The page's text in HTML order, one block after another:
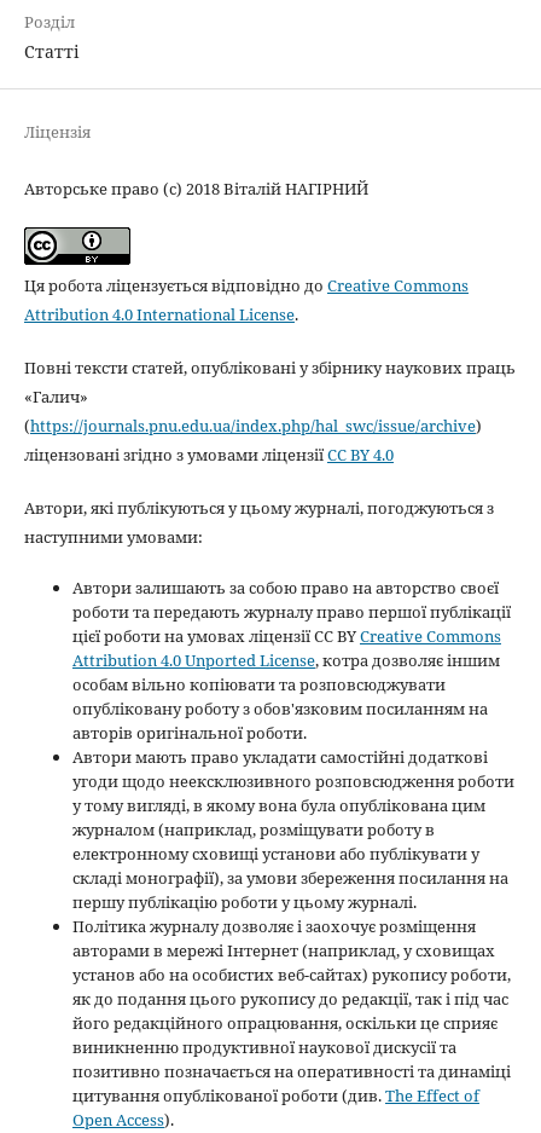
Розділ
Статті
Ліцензія
Авторське право (c) 2018 Віталій НАГІРНИЙ
Ця робота ліцензується відповідно до Creative Commons
Attribution 4.0 International License.
Повні тексти статей, опубліковані у збірнику наукових праць
«Галич»
(https://journals.pnu.edu.ua/index.php/hal_swc/issue/archive)
ліцензовані згідно з умовами ліцензіїCC BY 4.0
Автори, які публікуються у цьому журналі, погоджуються з
наступними умовами:
Автори залишають за собою право на авторство своєї
роботи та передають журналу право першої публікації
цієї роботи на умовах ліцензії CC BYCreative Commons
Attribution 4.0 Unported License, котра дозволяє іншим
особам вільно копіювати та розповсюджувати
опубліковану роботу з обов'язковим посиланням на
авторів оригінальної роботи.
Автори мають право укладати самостійні додаткові
угоди щодо неексклюзивного розповсюдження роботи
у тому вигляді, в якому вона була опублікована цим
журналом (наприклад, розміщувати роботу в
електронному сховищі установи або публікувати у
складі монографії), за умови збереження посилання на
першу публікацію роботи у цьому журналі.
Політика журналу дозволяє і заохочує розміщення
авторами в мережі Інтернет (наприклад, у сховищах
установ або на особистих веб-сайтах) рукопису роботи,
як до подання цього рукопису до редакції, так і під час
його редакційного опрацювання, оскільки це сприяє
виникненню продуктивної наукової дискусії та
позитивно позначається на оперативності та динаміці
цитування опублікованої роботи (див.The Effect of
Open Access).